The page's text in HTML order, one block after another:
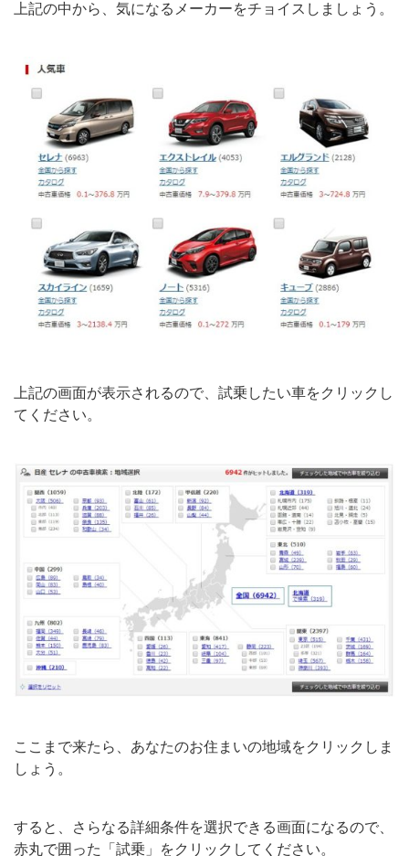
上記の中から、気になるメーカーをチョイスしましょう。
上記の画面が表示されるので、試乗したい車をクリックし
てください。
ここまで来たら、あなたのお住まいの地域をクリックしま
しょう。
すると、さらなる詳細条件を選択できる画面になるので、
赤丸で囲った「試乗」をクリックしてください。